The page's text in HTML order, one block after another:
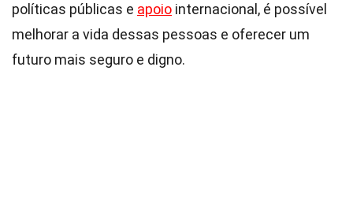
políticas públicas e apoio internacional, é possível
melhorar a vida dessas pessoas e oferecer um
futuro mais seguro e digno.